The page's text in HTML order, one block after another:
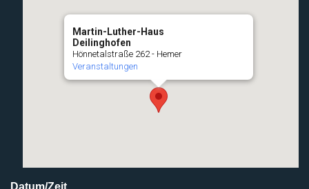
Martin-Luther-Haus
Deilinghofen
Hönnetalstraße 262 - Hemer
Veranstaltungen